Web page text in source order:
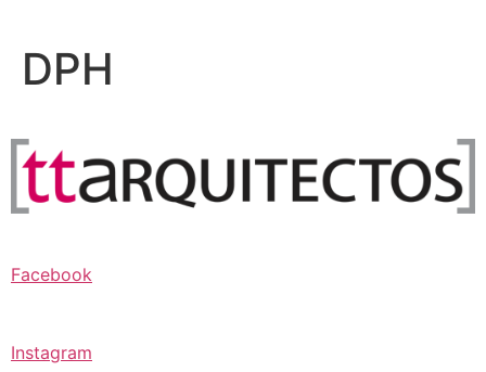
contenido
DPH
Facebook
Instagram